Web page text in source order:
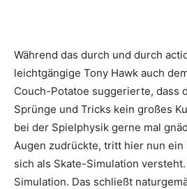
Während das durch und durch
leichtgängige Tony Hawk auch
Couch-Potatoe suggerierte, dass
Sprünge und Tricks kein großes
bei der Spielphysik gerne mal
Augen zudrückte, tritt hier nun ein
sich als Skate-Simulation
Simulation. Das schließt